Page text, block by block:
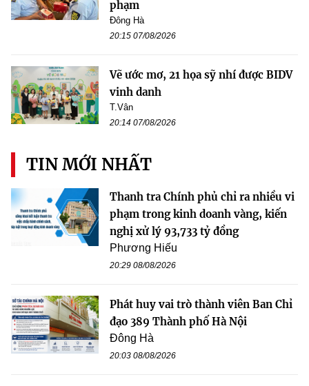
phạm
Đông Hà
20:15 07/08/2026
Vẽ ước mơ, 21 họa sỹ nhí được BIDV
vinh danh
T.Vân
20:14 07/08/2026
TIN MỚI NHẤT
Thanh tra Chính phủ chỉ ra nhiều vi
phạm trong kinh doanh vàng, kiến
nghị xử lý 93,733 tỷ đồng
Phương Hiếu
20:29 08/08/2026
Phát huy vai trò thành viên Ban Chỉ
đạo 389 Thành phố Hà Nội
Đông Hà
20:03 08/08/2026